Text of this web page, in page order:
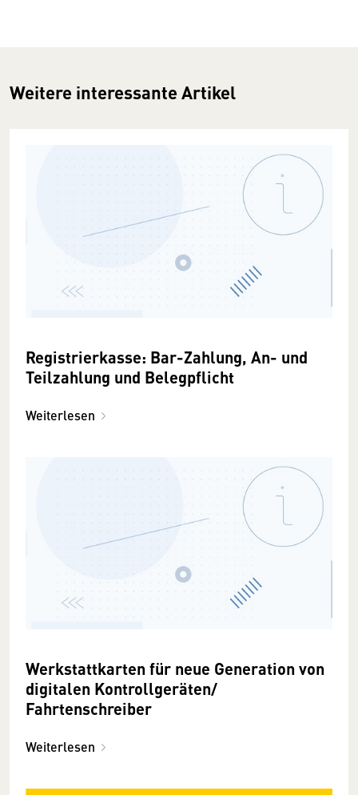
Weitere interessante Artikel
Registrierkasse: Bar-Zahlung, An- und
Teilzahlung und Belegpflicht
Weiterlesen
Werkstattkarten für neue Generation von
digitalen Kontrollgeräten/
Fahrtenschreiber
Weiterlesen